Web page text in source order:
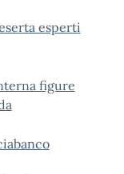
esperti
figure